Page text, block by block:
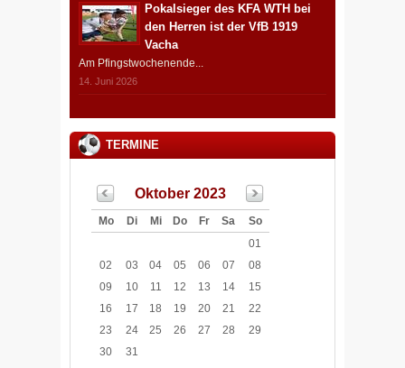
Pokalsieger des KFA WTH bei
den Herren ist der VfB 1919
Vacha
Am Pfingstwochenende...
14. Juni 2026
TERMINE
Oktober 2023
Mo Di Mi Do Fr Sa
So
01
02
03 04 05 06 07
08
09
10 11 12 13 14
15
16
17 18 19 20 21
22
23
24 25 26 27 28
29
30
31